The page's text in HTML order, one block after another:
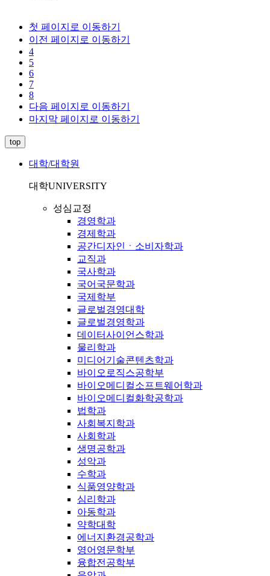
첫 페이지로 이동하기
이전 페이지로 이동하기
4
5
6
7
8
다음 페이지로 이동하기
마지막 페이지로 이동하기
top
대학/대학원
대학UNIVERSITY
성심교정
경영학과
경제학과
공간디자인ㆍ소비자학과
교직과
국사학과
국어국문학과
국제학부
글로벌경영대학
글로벌경영학과
데이터사이언스학과
물리학과
미디어기술콘텐츠학과
바이오로직스공학부
바이오메디컬소프트웨어학과
바이오메디컬화학공학과
법학과
사회복지학과
사회학과
생명공학과
성악과
수학과
식품영양학과
심리학과
아동학과
약학대학
에너지환경공학과
영어영문학부
융합전공학부